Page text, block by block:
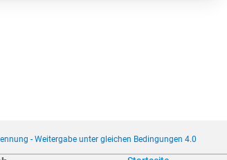
- Weitergabe unter gleichen Bedingungen 4.0